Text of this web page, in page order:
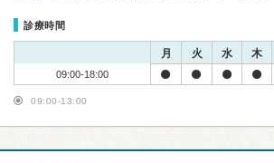
診療時間
月 火 水 木
09:00-18:00
09:00-13:00